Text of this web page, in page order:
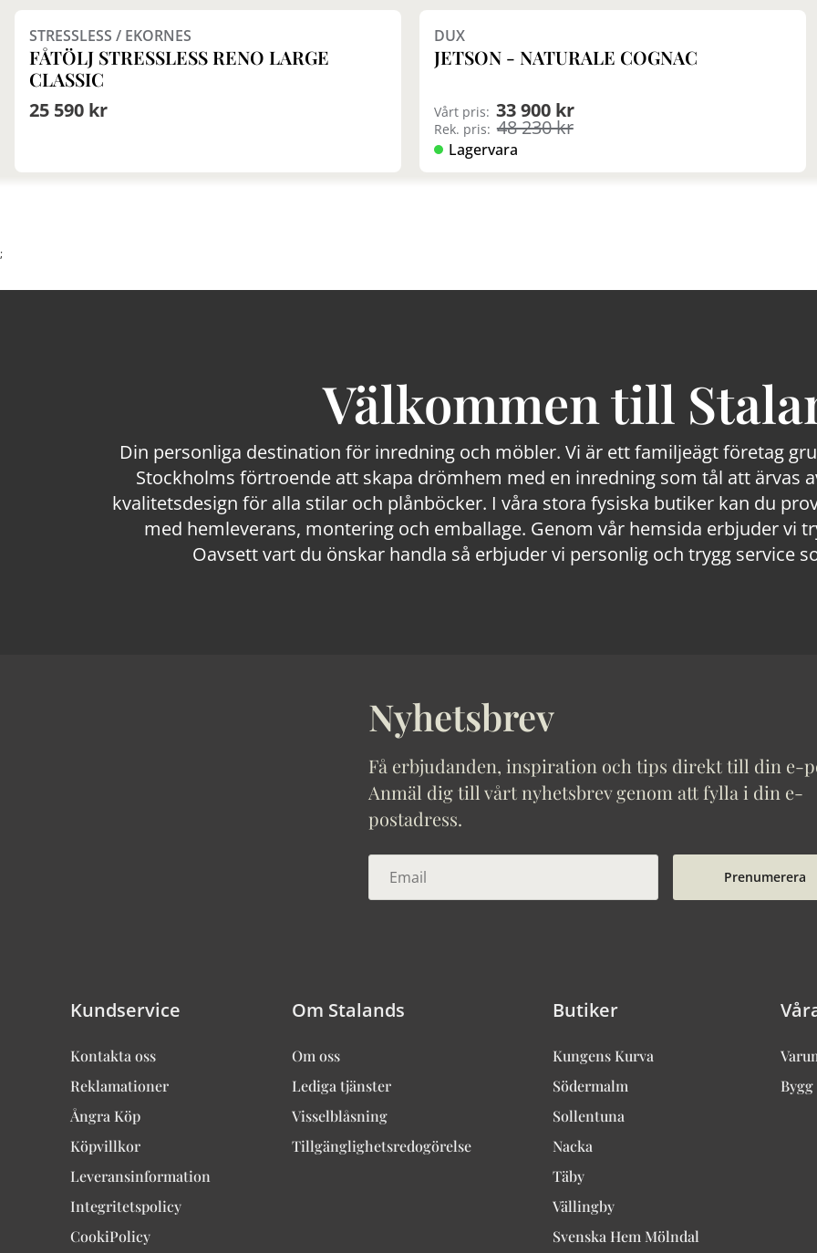
STRESSLESS / EKORNES
FÅTÖLJ STRESSLESS RENO LARGE
CLASSIC
25 590 kr
DUX
JETSON - NATURALE COGNAC
Vårt pris: 33 900 kr
Rek. pris: 48 230 kr
Lagervara
;
Välkommen till
Din personliga destination för inredning och möbler. Vi är ett familjeägt företag
Stockholms förtroende att skapa drömhem med en inredning som tål att ärvas
kvalitetsdesign för alla stilar och plånböcker. I våra stora fysiska butiker kan du
med hemleverans, montering och emballage. Genom vår hemsida erbjuder vi
Oavsett vart du önskar handla så erbjuder vi personlig och trygg service
Nyhetsbrev
Få erbjudanden, inspiration och tips direkt till din e-
Anmäl dig till vårt nyhetsbrev genom att fylla i din e-
postadress.
Prenumerera
Kundservice
Kontakta oss
Reklamationer
Ångra Köp
Köpvillkor
Leveransinformation
Integritetspolicy
CookiPolicy
Om Stalands
Om oss
Lediga tjänster
Visselblåsning
Tillgänglighetsredogörelse
Butiker
Kungens Kurva
Södermalm
Sollentuna
Nacka
Täby
Vällingby
Svenska Hem Mölndal